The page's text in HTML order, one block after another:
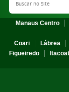
Manaus Centro
Coari
Lábrea
Figueiredo